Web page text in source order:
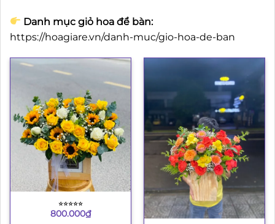
Danh mục giỏ hoa để bàn:
https://hoagiare.vn/danh-muc/gio-hoa-de-ban
⭐︎⭐︎⭐︎⭐︎⭐︎
800.000₫